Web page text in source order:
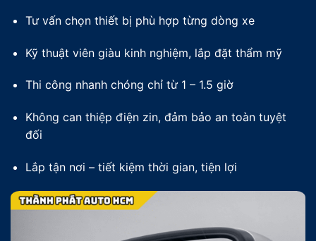
Tư vấn chọn thiết bị phù hợp từng dòng xe
Kỹ thuật viên giàu kinh nghiệm, lắp đặt thẩm mỹ
Thi công nhanh chóng chỉ từ 1 – 1.5 giờ
Không can thiệp điện zin, đảm bảo an toàn tuyệt
đối
Lắp tận nơi – tiết kiệm thời gian, tiện lợi